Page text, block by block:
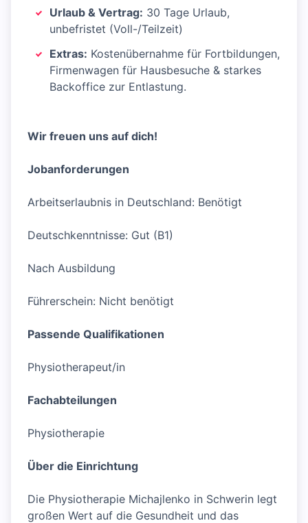
Urlaub & Vertrag: 30 Tage Urlaub,
unbefristet (Voll-/Teilzeit)
Extras: Kostenübernahme für Fortbildungen,
Firmenwagen für Hausbesuche & starkes
Backoffice zur Entlastung.
Wir freuen uns auf dich!
Jobanforderungen
Arbeitserlaubnis in Deutschland: Benötigt
Deutschkenntnisse: Gut (B1)
Nach Ausbildung
Führerschein: Nicht benötigt
Passende Qualifikationen
Physiotherapeut/in
Fachabteilungen
Physiotherapie
Über die Einrichtung
Die Physiotherapie Michajlenko in Schwerin legt
großen Wert auf die Gesundheit und das